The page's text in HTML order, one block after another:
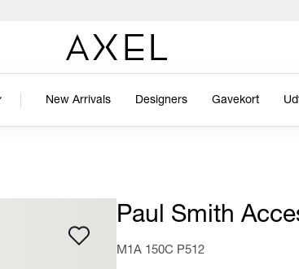
New Arrivals Designers Gavekort
Paul Smith
M1A 150C P512